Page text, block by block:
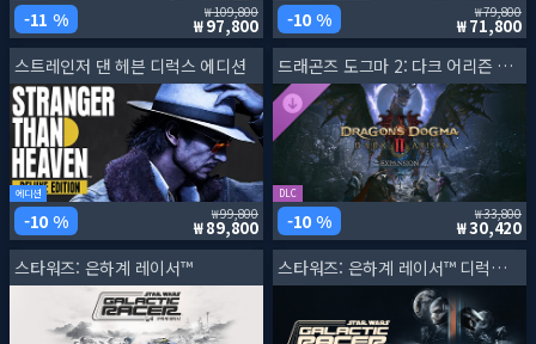
11 % 109,800
97,800 10 % 79,800
71,800
스트레인저 댄 헤븐 디럭스 에디션
에디션
10 % 99,800
89,800
드래곤즈 도그마 2: 다크 어리즌 확장팩
DLC
10 % 33,800
30,420
스타워즈: 은하계 레이서™ 스타워즈: 은하계 레이서™ 디럭스 에디션